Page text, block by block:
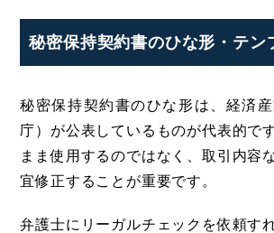
秘密保持契約書のひな形・テン
秘密保持契約書のひな形は、経済
庁）が公表しているものが代表的で
まま使用するのではなく、取引内容
宜修正することが重要です。
弁護士にリーガルチェックを依頼す